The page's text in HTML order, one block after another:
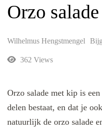
Orzo
Wilhelmus Hengstmengel
362 Views
Orzo salade met kip is
delen bestaat, en dat je
natuurlijk de orzo salade